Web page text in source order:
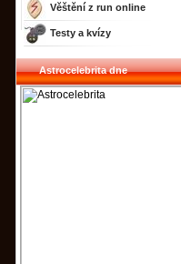
Věštění z run online
Testy a kvízy
Astrocelebrita dne